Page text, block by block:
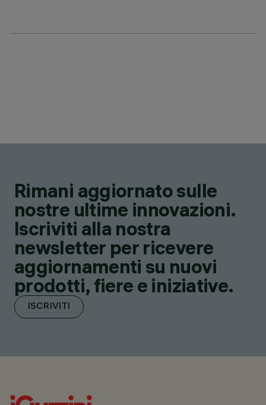
Rimani aggiornato sulle
nostre ultime innovazioni.
Iscriviti alla nostra
newsletter per ricevere
aggiornamenti su nuovi
prodotti, fiere e iniziative.
ISCRIVITI